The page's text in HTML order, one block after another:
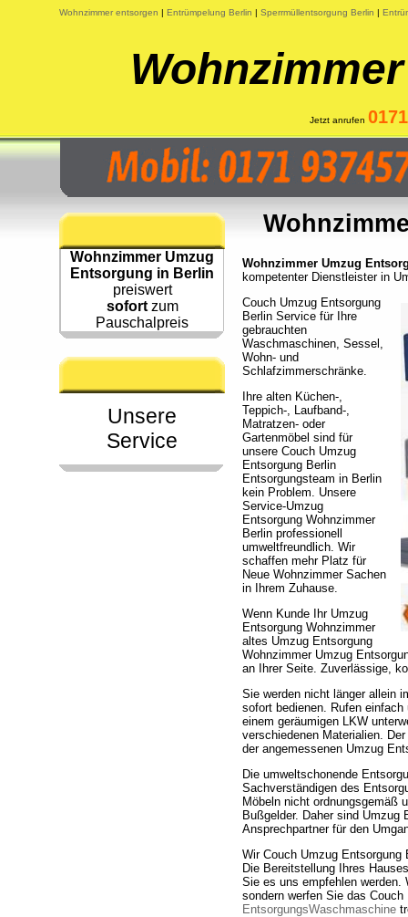
Wohnzimmer entsorgen | Entrümpelung Berlin | Sperrmüllentsorgung Berlin |
Jetzt anrufen
Wohnzimmer Umzug
Entsorgung in Berlin
preiswert
sofortzum
Pauschalpreis
Unsere
Service
Wohnzimmer Umzug
kompetenter Dienstleister in
Couch Umzug Entsorgung
Berlin Service für Ihre
gebrauchten
Waschmaschinen, Sessel,
Wohn- und
Schlafzimmerschränke.
Ihre alten Küchen-,
Teppich-, Laufband-,
Matratzen- oder
Gartenmöbel sind für
unsere Couch Umzug
Entsorgung Berlin
Entsorgungsteam in Berlin
kein Problem. Unsere
Service-Umzug
Entsorgung Wohnzimmer
Berlin professionell
umweltfreundlich. Wir
schaffen mehr Platz für
Neue Wohnzimmer Sachen
in Ihrem Zuhause.
Wenn Kunde Ihr Umzug
Entsorgung Wohnzimmer
altes Umzug Entsorgung
Wohnzimmer Umzug
an Ihrer Seite. Zuverlässige,
Sie werden nicht länger allein
sofort bedienen. Rufen
einem geräumigen LKW
verschiedenen Materialien.
der angemessenen Umzug
Die umweltschonende
Sachverständigen des
Möbeln nicht ordnungsgemäß
Bußgelder. Daher sind Umzug
Ansprechpartner für den
Wir Couch Umzug
Die Bereitstellung Ihres
Sie es uns empfehlen werden.
sondern werfen Sie das
EntsorgungsWaschmaschine